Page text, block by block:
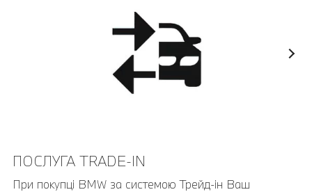
ПОСЛУГА TRADE-IN
При покупці BMW за системою Трейд-ін Ваш